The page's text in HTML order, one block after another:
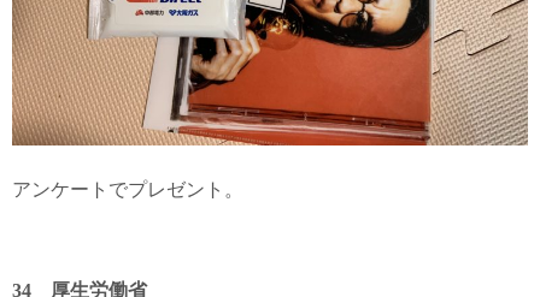
アンケートでプレゼント。
34 厚生労働省